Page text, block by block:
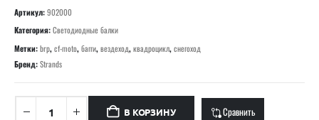
Артикул:902000
Категория:Светодиодные балки
Метки:brp,cf-moto,багги,вездеход,квадроцикл,снегоход
Бренд:Strands
В КОРЗИНУ Сравнить